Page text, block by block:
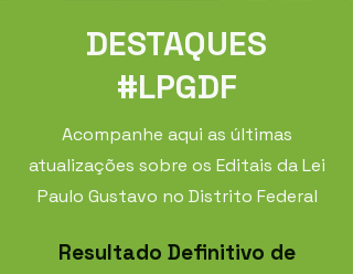
DESTAQUES
#LPGDF
Acompanhe aqui as últimas
atualizações sobre os Editais da Lei
Paulo Gustavo no Distrito Federal
Resultado Definitivo de